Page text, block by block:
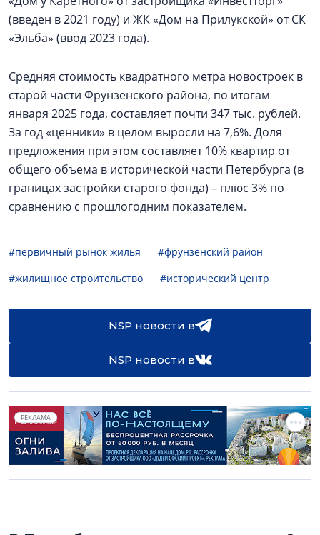
(введен в 2021 году) и ЖК «Дом на Прилукской» от СК
«Эльба» (ввод 2023 года).
Средняя стоимость квадратного метра новостроек в
старой части Фрунзенского района, по итогам
января 2025 года, составляет почти 347 тыс. рублей.
За год «ценники» в целом выросли на 7,6%. Доля
предложения при этом составляет 10% квартир от
общего объема в исторической части Петербурга (в
границах застройки старого фонда) – плюс 3% по
сравнению с прошлогодним показателем.
#первичный рынок жилья
#фрунзенский район
#жилищное строительство
#исторический центр
NSP новости в
NSP новости в
РЕКЛАМА